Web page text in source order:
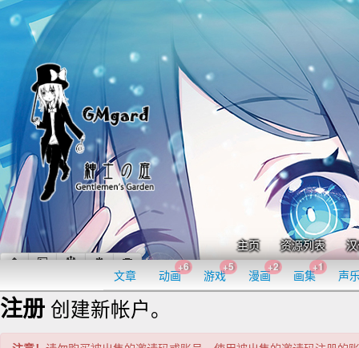
主页 资源列表
文章 动画
+6
游戏
+5
漫画
+2
画集
+1
声
注册 创建新帐户。